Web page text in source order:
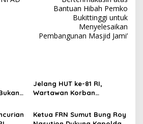
Bantuan Hibah Pemko
Bukittinggi untuk
Menyelesaikan
Pembangunan Masjid Jami’
Kritik
Jelang HUT ke-81 RI,
Wartawan Korban
Polisi Menangkap Pelaku
Jadi Tersangka Berharap
Ketua FRN Sumut Bung Roy